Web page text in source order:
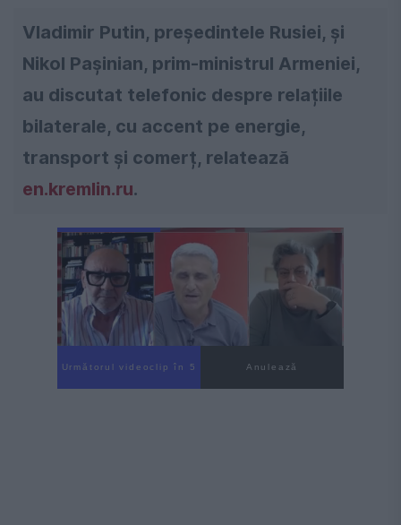
Vladimir Putin, președintele Rusiei, și
Nikol Pașinian, prim-ministrul Armeniei,
au discutat telefonic despre relațiile
bilaterale, cu accent pe energie,
transport și comerț, relatează
en.kremlin.ru.
Următorul videoclip în 4 Anulează